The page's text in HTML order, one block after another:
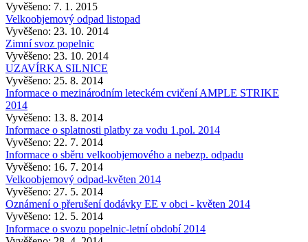
Vyvěšeno: 7. 1. 2015
Velkoobjemový odpad listopad
Vyvěšeno: 23. 10. 2014
Zimní svoz popelnic
Vyvěšeno: 23. 10. 2014
UZAVÍRKA SILNICE
Vyvěšeno: 25. 8. 2014
Informace o mezinárodním leteckém cvičení AMPLE STRIKE
2014
Vyvěšeno: 13. 8. 2014
Informace o splatnosti platby za vodu 1.pol. 2014
Vyvěšeno: 22. 7. 2014
Informace o sběru velkoobjemového a nebezp. odpadu
Vyvěšeno: 16. 7. 2014
Velkoobjemový odpad-květen 2014
Vyvěšeno: 27. 5. 2014
Oznámení o přerušení dodávky EE v obci - květen 2014
Vyvěšeno: 12. 5. 2014
Informace o svozu popelnic-letní období 2014